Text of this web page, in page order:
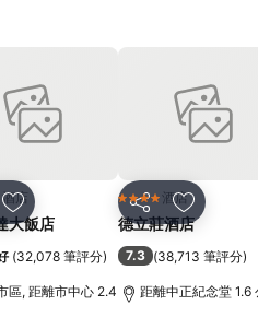
放到收藏夾
酒店
大飯店
(32,078 筆評分)
區, 距離市中心 2.4
分享 放到收藏
4 星級 酒店
德立莊酒店
7.3 (38,713 筆評分)
距離中正紀念堂 1.6